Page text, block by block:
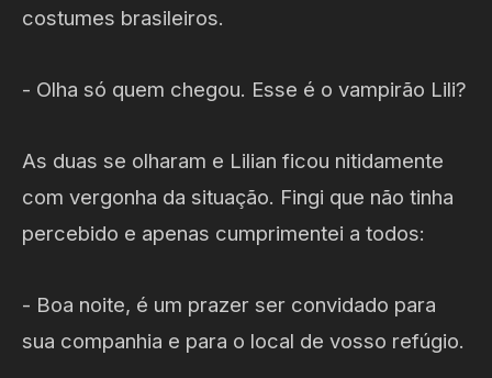
costumes brasileiros.
- Olha só quem chegou. Esse é o vampirão Lili?
As duas se olharam e Lilian ficou nitidamente
com vergonha da situação. Fingi que não tinha
percebido e apenas cumprimentei a todos:
- Boa noite, é um prazer ser convidado para
sua companhia e para o local de vosso refúgio.